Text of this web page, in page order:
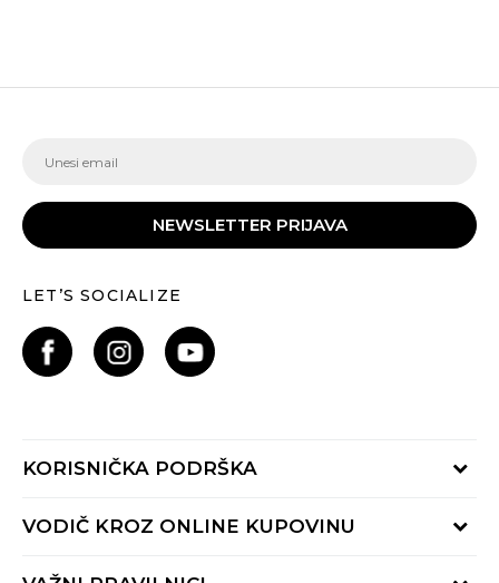
NEWSLETTER PRIJAVA
LET’S SOCIALIZE
KORISNIČKA PODRŠKA
Provjeri status porudžbine
VODIČ KROZ ONLINE KUPOVINU
Načini isporuke